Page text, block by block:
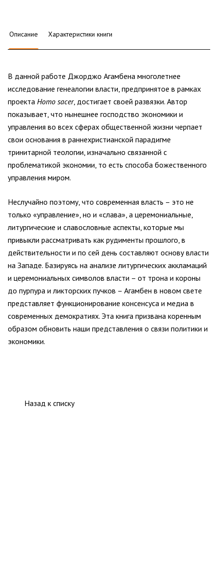
Описание Характеристики книги
В данной работе Джорджо Агамбена многолетнее
исследование генеалогии власти, предпринятое в рамках
проекта Homo sacer, достигает своей развязки. Автор
показывает, что нынешнее господство экономики и
управления во всех сферах общественной жизни черпает
свои основания в раннехристианской парадигме
тринитарной теологии, изначально связанной с
проблематикой экономии, то есть способа божественного
управления миром.
Неслучайно поэтому, что современная власть – это не
только «управление», но и «слава», а церемониальные,
литургические и славословные аспекты, которые мы
привыкли рассматривать как рудименты прошлого, в
действительности и по сей день составляют основу власти
на Западе. Базируясь на анализе литургических аккламаций
и церемониальных символов власти – от трона и короны
до пурпура и ликторских пучков – Агамбен в новом свете
представляет функционирование консенсуса и медиа в
современных демократиях. Эта книга призвана коренным
образом обновить наши представления о связи политики и
экономики.
Назад к списку